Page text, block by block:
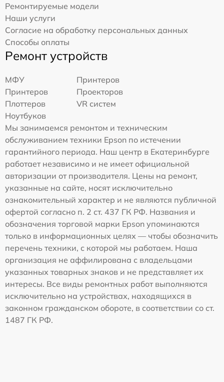
Ремонтируемые модели
Наши услуги
Согласие на обработку персональных данных
Способы оплаты
Ремонт устройств
МФУ
Принтеров
Принтеров
Проекторов
Плоттеров
VR систем
Ноутбуков
Мы занимаемся ремонтом и техническим
обслуживанием техники Epson по истечении
гарантийного периода. Наш центр в Екатеринбурге
работает независимо и не имеет официальной
авторизации от производителя. Цены на ремонт,
указанные на сайте, носят исключительно
ознакомительный характер и не являются публичной
офертой согласно п. 2 ст. 437 ГК РФ. Названия и
обозначения торговой марки Epson упоминаются
только в информационных целях — чтобы обозначить
перечень техники, с которой мы работаем. Наша
организация не аффилирована с владельцами
указанных товарных знаков и не представляет их
интересы. Все виды ремонтных работ выполняются
исключительно на устройствах, находящихся в
законном гражданском обороте, в соответствии со ст.
1487 ГК РФ.